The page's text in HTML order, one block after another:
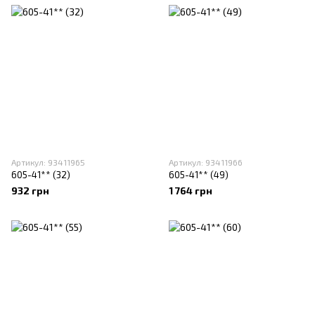
Артикул: 93411965
605-41** (32)
932 грн
Артикул: 93411966
605-41** (49)
1 764 грн